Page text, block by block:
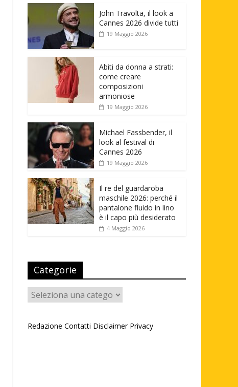
John Travolta, il look a
Cannes 2026 divide tutti
19 Maggio 2026
Abiti da donna a strati:
come creare
composizioni
armoniose
19 Maggio 2026
Michael Fassbender, il
look al festival di
Cannes 2026
19 Maggio 2026
Il re del guardaroba
maschile 2026: perché il
pantalone fluido in lino
è il capo più desiderato
4 Maggio 2026
Categorie
Categorie
Redazione Contatti Disclaimer Privacy